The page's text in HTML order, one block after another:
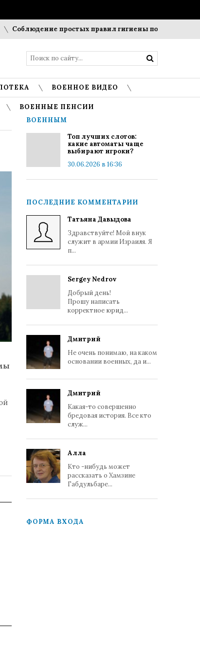
простых правил гигиены помогает
ВОЕННОЕ ВИДЕО
ВОЕННЫЕ ПЕНСИИ
ВОЕННЫМ
Топ лучших слотов:
какие автоматы чаще
выбирают игроки?
30.06.2026 в 16:36
ПОСЛЕДНИЕ КОММЕНТАРИИ
Татьяна Давыдова
Здравствуйте! Мой внук
служит в армии Израиля. Я
п...
Sergey Nedrov
Добрый день!
Прошу написать
корректное юрид...
Дмитрий
Не очень понимаю, на каком
основании военных, да и...
Дмитрий
Какая-то совершенно
бредовая история. Все кто
служ...
Алла
Кто -нибудь может
рассказать о Хамзине
Габдульбаре...
ФОРМА ВХОДА